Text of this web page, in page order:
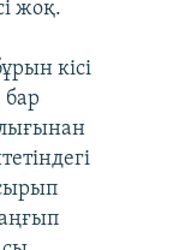
жоқ.
кісі
бар